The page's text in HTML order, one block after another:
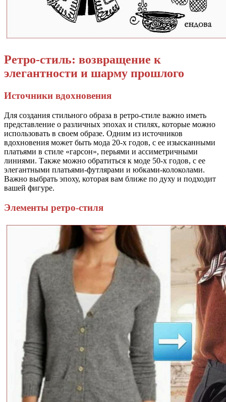
Ретро-стиль: возвращение к
элегантности и шарму прошлого
Источники вдохновения
Для создания стильного образа в ретро-стиле важно иметь
представление о различных эпохах и стилях, которые можно
использовать в своем образе. Одним из источников
вдохновения может быть мода 20-х годов, с ее изысканными
платьями в стиле «гарсон», перьями и ассиметричными
линиями. Также можно обратиться к моде 50-х годов, с ее
элегантными платьями-футлярами и юбками-колоколами.
Важно выбрать эпоху, которая вам ближе по духу и подходит
вашей фигуре.
Элементы ретро-стиля